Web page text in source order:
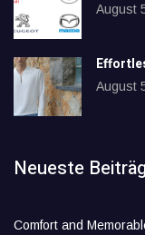
August
August
Neueste
Comfort and